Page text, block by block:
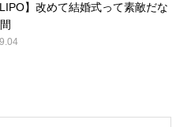
】改めて結婚式って素敵だな